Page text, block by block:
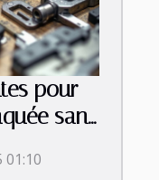
pour
sans